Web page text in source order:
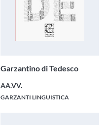
Garzantino di Tedesco
AA.VV.
GARZANTI LINGUISTICA